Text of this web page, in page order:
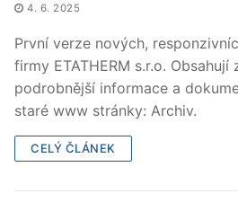
4. 6. 2025
První verze nových,
firmy ETATHERM s.r.o.
podrobnější informace a
staré www stránky: Archiv.
CELÝ ČLÁNEK